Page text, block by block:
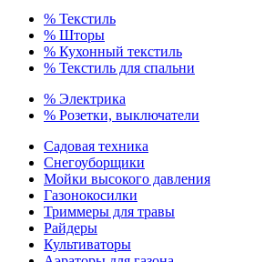
% Текстиль
% Шторы
% Кухонный текстиль
% Текстиль для спальни
% Электрика
% Розетки, выключатели
Садовая техника
Снегоуборщики
Мойки высокого давления
Газонокосилки
Триммеры для травы
Райдеры
Культиваторы